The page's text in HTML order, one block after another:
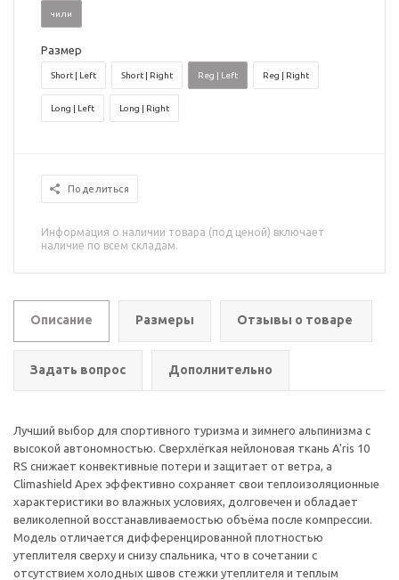
чили
Размер
Short | Left Short | Right Reg | Left Reg | Right
Long | Left Long | Right
Поделиться
Информация о наличии товара (под ценой) включает
наличие по всем складам.
Описание Размеры Отзывы о товаре
Задать вопрос Дополнительно
Лучший выбор для спортивного туризма и зимнего альпинизма с
высокой автономностью. Сверхлёгкая нейлоновая ткань A'ris 10
RS снижает конвективные потери и защитает от ветра, а
Climashield Apex эффективно сохраняет свои теплоизоляционные
характеристики во влажных условиях, долговечен и обладает
великолепной восстанавливаемостью объёма после компрессии.
Модель отличается дифференцированной плотностью
утеплителя сверху и снизу спальника, что в сочетании с
отсутствием холодных швов стежки утеплителя и теплым